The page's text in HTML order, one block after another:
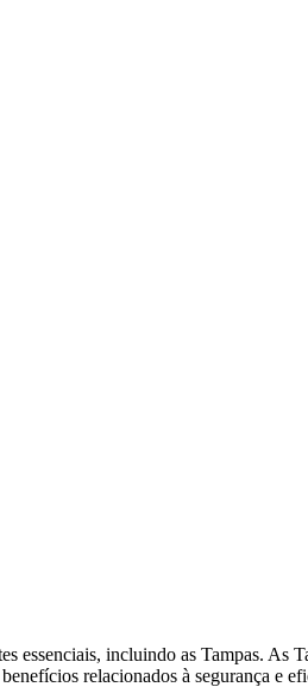
essenciais, incluindo as Tampas. As
relacionados à segurança e